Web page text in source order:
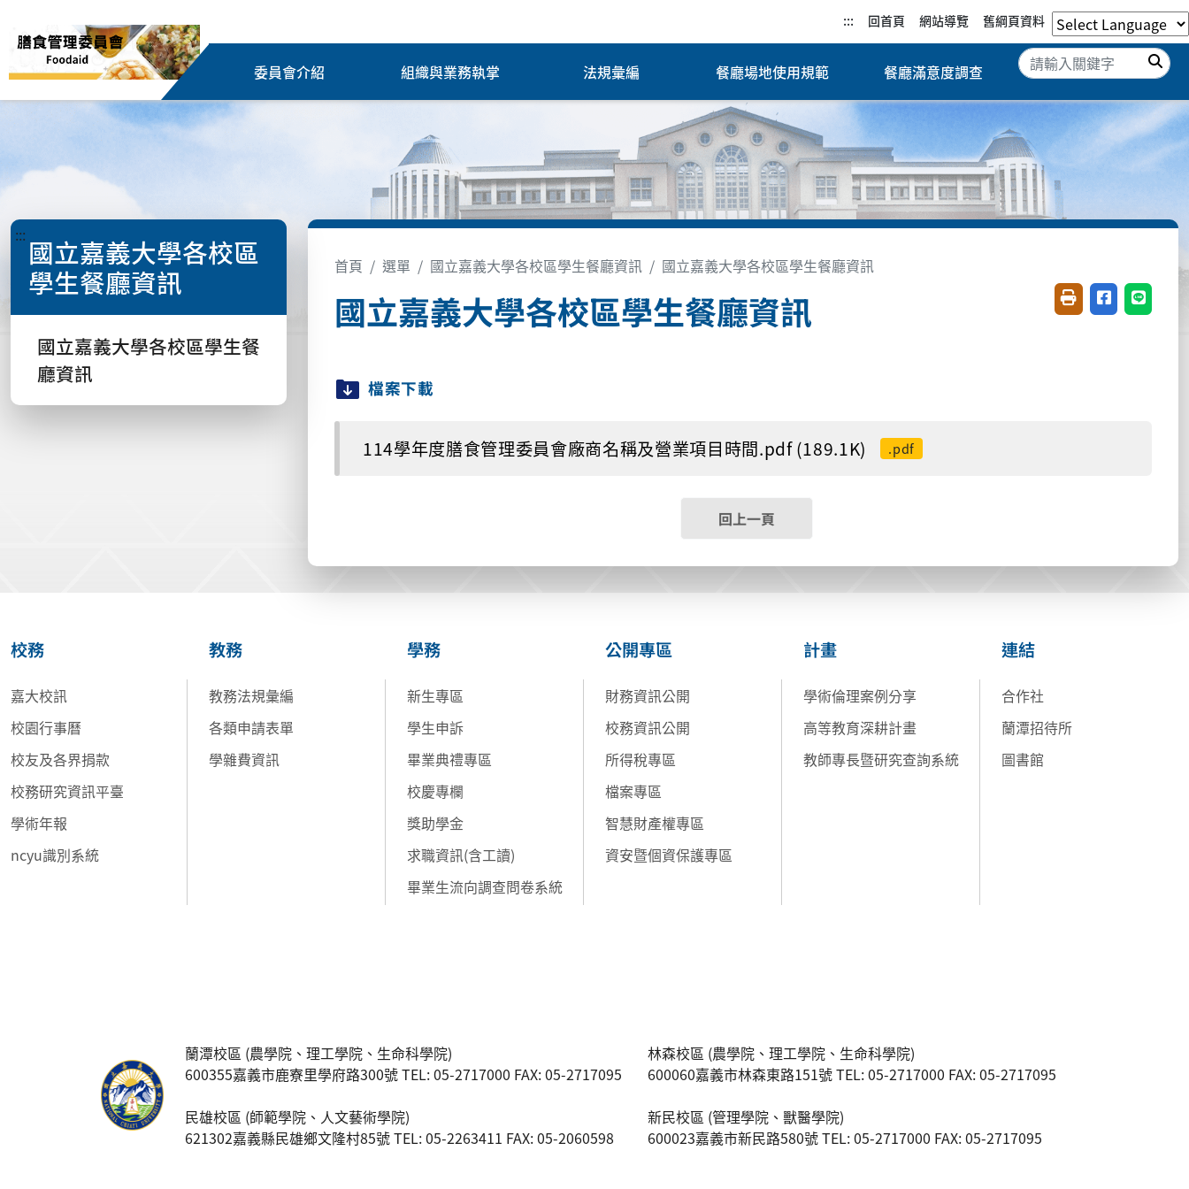
::: 回首頁 網站導覽 舊綱頁資料
委員會介紹 組織與業務執掌 法規彙編 餐廳場地使用規範 餐廳滿意度調查
搜尋
::: 國立嘉義大學各校區
學生餐廳資訊
國立嘉義大學各校區學生餐
廳資訊
首頁 選單 國立嘉義大學各校區學生餐廳資訊 國立嘉義大學各校區學生餐廳資訊
國立嘉義大學各校區學生餐廳資訊 友善列印(開新視窗)
分享至臉書(
分享至
檔案下載
114學年度膳食管理委員會廠商名稱及營業項目時間.pdf (189.1K) .pdf
回上一頁
校務
嘉大校訊
校園行事曆
校友及各界捐款
校務研究資訊平臺
學術年報
ncyu識別系統
教務
教務法規彙編
各類申請表單
學雜費資訊
學務
新生專區
學生申訴
畢業典禮專區
校慶專欄
獎助學金
求職資訊(含工讀)
畢業生流向調查問卷系統
公開專區
財務資訊公開
校務資訊公開
所得稅專區
檔案專區
智慧財產權專區
資安暨個資保護專區
計畫
學術倫理案例分享
高等教育深耕計畫
教師專長暨研究查詢系統
連結
合作社
蘭潭招待所
圖書館
蘭潭校區 (農學院、理工學院、生命科學院)
600355嘉義市鹿寮里學府路300號 TEL: 05-2717000 FAX: 05-2717095
林森校區 (農學院、理工學院、生命科學院)
600060嘉義市林森東路151號 TEL: 05-2717000 FAX: 05-2717095
民雄校區 (師範學院、人文藝術學院)
621302嘉義縣民雄鄉文隆村85號 TEL: 05-2263411 FAX: 05-2060598
新民校區 (管理學院、獸醫學院)
600023嘉義市新民路580號 TEL: 05-2717000 FAX: 05-2717095